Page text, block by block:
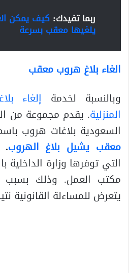
ربما تفيدك: كيف يمكن
يلغيها معقب بسرعة
الغاء بلاغ هروب معقب
وبالنسبة لخدمة إلغاء
المنزلية. يقدم مجموعة من
السعودية بلاغات هروب
معقب يشيل بلاغ الهروب.
التي توفرها وزارة
مكتب العمل. وذلك
يتعرض للمساءلة القانونية